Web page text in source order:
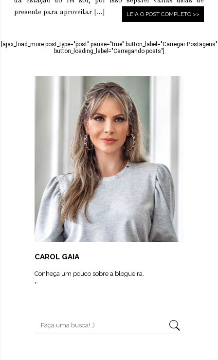
presente para aproveitar […]
LEIA O POST COMPLETO >>
[ajax_load_more post_type="post" pause="true" button_label="Carregar Postagens"
button_loading_label="Carregando posts"]
CAROL GAIA
Conheça um pouco sobre a blogueira.
+